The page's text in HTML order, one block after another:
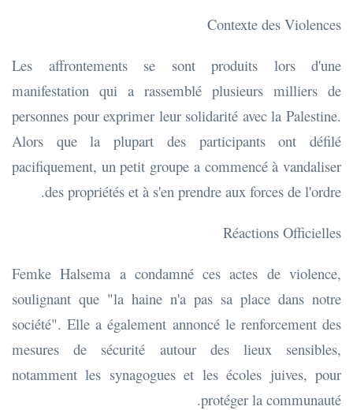
Contexte des Violences
Les affrontements se sont produits lors d'une
manifestation qui a rassemblé plusieurs milliers de
personnes pour exprimer leur solidarité avec la Palestine.
Alors que la plupart des participants ont défilé
pacifiquement, un petit groupe a commencé à vandaliser
des propriétés et à s'en prendre aux forces de l'ordre.
Réactions Officielles
Femke Halsema a condamné ces actes de violence,
soulignant que "la haine n'a pas sa place dans notre
société". Elle a également annoncé le renforcement des
mesures de sécurité autour des lieux sensibles,
notamment les synagogues et les écoles juives, pour
protéger la communauté.